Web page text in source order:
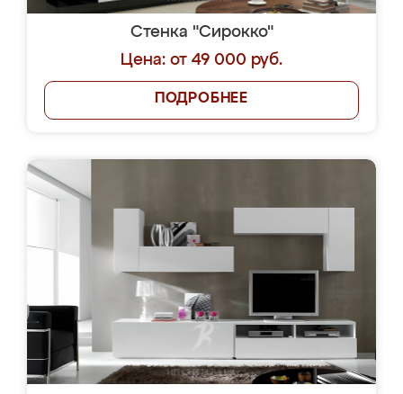
Стенка "Сирокко"
Цена: от 49 000 руб.
ПОДРОБНЕЕ